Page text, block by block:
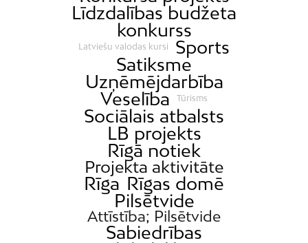
Līdzdalības budžeta
konkurss
Latviešu valodas kursi
Sports
Satiksme
Uzņēmējdarbība
Veselība
Tūrisms
Sociālais atbalsts
LB projekts
Rīgā notiek
Projekta aktivitāte
Rīga Rīgas domē
Pilsētvide
Attīstība; Pilsētvide
Sabiedrības